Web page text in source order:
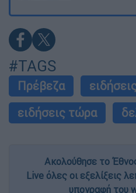
#TAGS
Πρέβεζα
ειδήσεις τώρα
Ακολούθησε το
Live όλες οι εξελίξεις
υπογραφή του